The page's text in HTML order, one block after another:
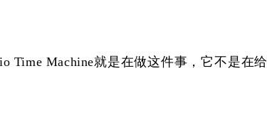
Time Machine就是在做这件事 ，它不是在